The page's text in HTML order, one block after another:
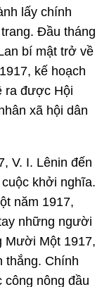
lấy chính
Đầu tháng
bí mật trở về
kế hoạch
ra được Hội
xã hội dân
V. I. Lênin đến
khởi nghĩa.
năm 1917,
những người
Mười Một 1917,
thắng. Chính
công nông đầu